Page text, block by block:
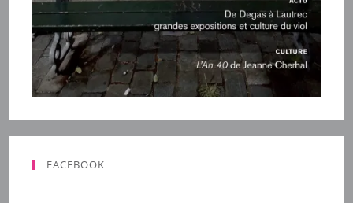
FACEBOOK